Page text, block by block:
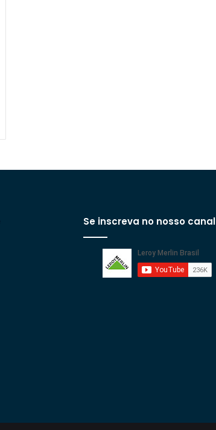
Se inscreva no nosso canal